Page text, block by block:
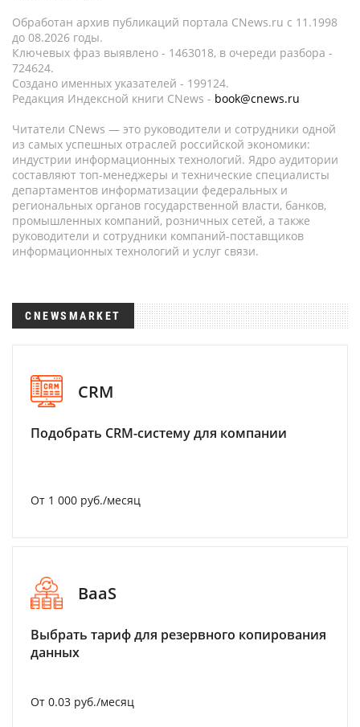
Обработан архив публикаций портала CNews.ru c 11.1998
до 08.2026 годы.
Ключевых фраз выявлено - 1463018, в очереди разбора -
724624.
Создано именных указателей - 199124.
Редакция Индексной книги CNews - book@cnews.ru
Читатели CNews — это руководители и сотрудники одной
из самых успешных отраслей российской экономики:
индустрии информационных технологий. Ядро аудитории
составляют топ-менеджеры и технические специалисты
департаментов информатизации федеральных и
региональных органов государственной власти, банков,
промышленных компаний, розничных сетей, а также
руководители и сотрудники компаний-поставщиков
информационных технологий и услуг связи.
CNEWSMARKET
CRM
Подобрать CRM-систему для компании
От 1 000 руб./месяц
BaaS
Выбрать тариф для резервного копирования
данных
От 0.03 руб./месяц